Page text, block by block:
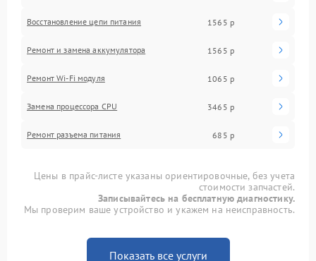
Восстановление цепи питания 1565 р
Ремонт и замена аккумулятора 1565 р
Ремонт Wi-Fi модуля 1065 р
Замена процессора CPU 3465 р
Ремонт разъема питания 685 р
Цены в прайс-листе указаны ориентировочные, без учета
стоимости запчастей.
Записывайтесь на бесплатную диагностику.
Мы проверим ваше устройство и укажем на неисправность.
Показать все услуги